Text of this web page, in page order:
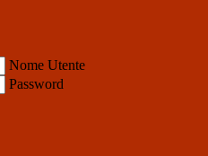
Nome Utente
Password